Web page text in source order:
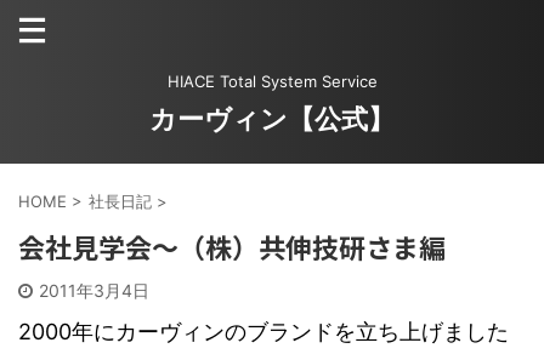
HIACE Total System Service
カーヴィン【公式】
HOME > 社長日記 >
会社見学会～（株）共伸技研さま編
2011年3月4日
2000年にカーヴィンのブランドを立ち上げました